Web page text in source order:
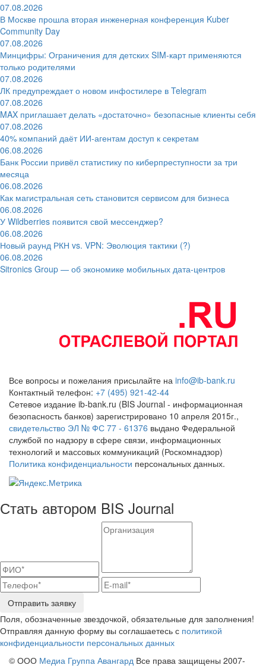
07.08.2026
В Москве прошла вторая инженерная конференция Kuber
Community Day
07.08.2026
Минцифры: Ограничения для детских SIM-карт применяются
только родителями
07.08.2026
ЛК предупреждает о новом инфостилере в Telegram
07.08.2026
MAX приглашает делать «достаточно» безопасные клиенты себя
07.08.2026
40% компаний даёт ИИ‑агентам доступ к секретам
06.08.2026
Банк России привёл статистику по киберпреступности за три
месяца
06.08.2026
Как магистральная сеть становится сервисом для бизнеса
06.08.2026
У Wildberries появится свой мессенджер?
06.08.2026
Новый раунд РКН vs. VPN: Эволюция тактики (?)
06.08.2026
Sitronics Group — об экономике мобильных дата-центров
Все вопросы и пожелания присылайте на info@ib-bank.ru
Контактный телефон: +7 (495) 921-42-44
Сетевое издание ib-bank.ru (BIS Journal - информационная
безопасность банков) зарегистрировано 10 апреля 2015г.,
свидетельство ЭЛ № ФС 77 - 61376 выдано Федеральной
службой по надзору в сфере связи, информационных
технологий и массовых коммуникаций (Роскомнадзор)
Политика конфиденциальности персональных данных.
Стать автором BIS Journal
Отправить заявку
Поля, обозначенные звездочкой, обязательные для заполнения!
Отправляя данную форму вы соглашаетесь с политикой
конфиденциальности персональных данных
© ООО Медиа Группа Авангард Все права защищены 2007-